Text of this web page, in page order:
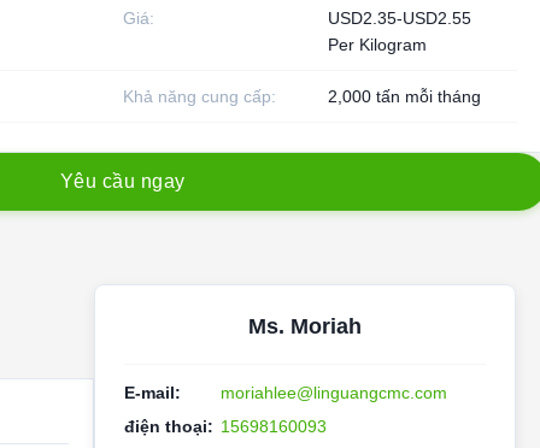
Giá:
USD2.35-USD2.55
Per Kilogram
Khả năng cung cấp: 2,000 tấn mỗi tháng
Yêu cầu ngay
Ms. Moriah
E-mail:
moriahlee@linguangcmc.com
điện thoại: 15698160093